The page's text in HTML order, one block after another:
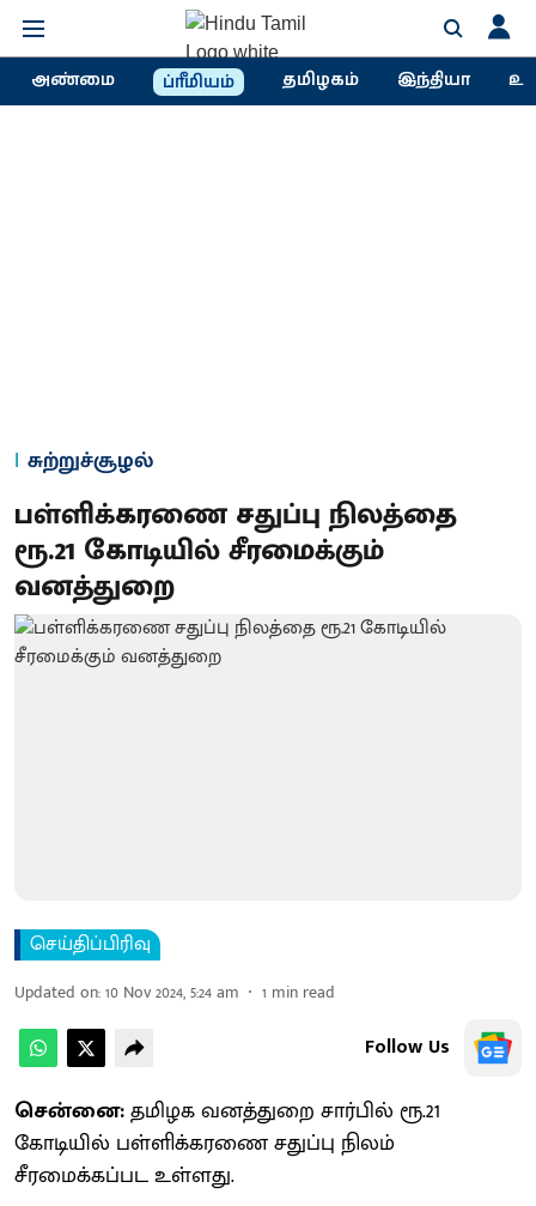
அண்மை ப்ரீமியம் தமிழகம் இந்தியா
சுற்றுச்சூழல்
பள்ளிக்கரணை சதுப்பு நிலத்தை
ரூ.21 கோடியில் சீரமைக்கும்
வனத்துறை
செய்திப்பிரிவு
Updated on:10 Nov 2024, 5:24 am 1 min read
Follow Us
சென்னை:தமிழக வனத்துறை சார்பில் ரூ.21
கோடியில் பள்ளிக்கரணை சதுப்பு நிலம்
சீரமைக்கப்பட உள்ளது.